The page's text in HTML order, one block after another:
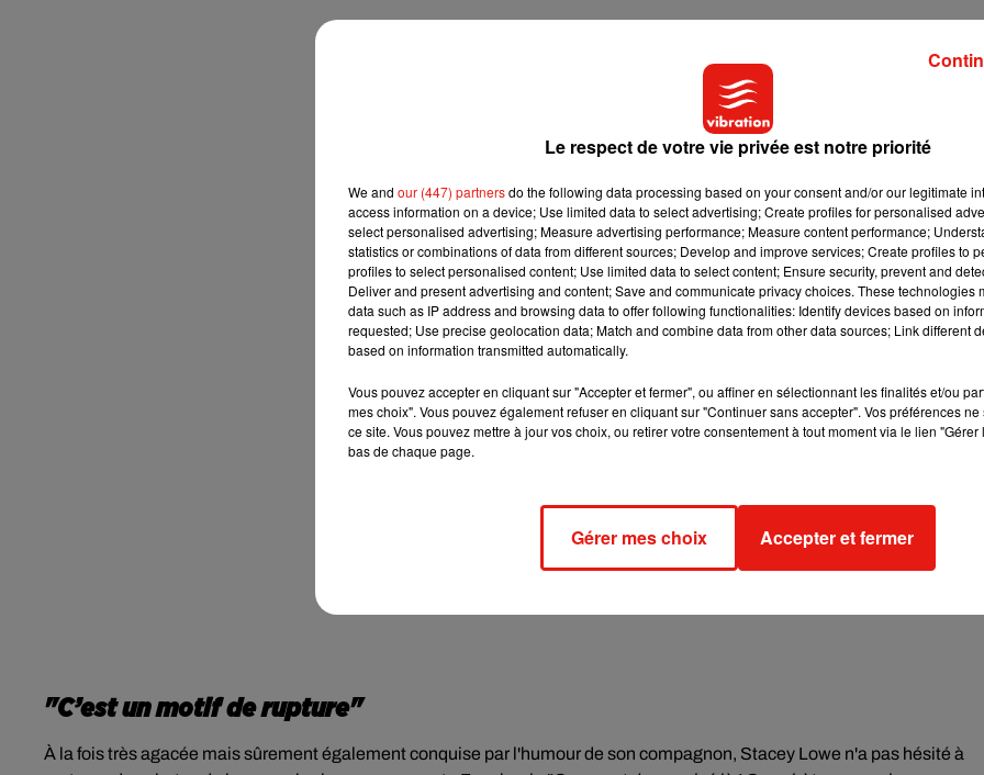
"C’est un motif de rupture"
À la fois très agacée mais sûrement également conquise par l'humour de son compagnon, Stacey Lowe n'a pas hésité à
Le respect de votre vie privée est notre priorité
We and our (447) partnersdo the following data processing based on your consent and/or our legitimate
access information on a device; Use limited data to select advertising; Create profiles for personalised
select personalised advertising; Measure advertising performance; Measure content performance;
statistics or combinations of data from different sources; Develop and improve services; Create profiles to
profiles to select personalised content; Use limited data to select content; Ensure security, prevent and
Deliver and present advertising and content; Save and communicate privacy choices. These technologies
data such as IP address and browsing data to offer following functionalities: Identify devices based on
requested; Use precise geolocation data; Match and combine data from other data sources; Link different
based on information transmitted automatically.
Vous pouvez accepter en cliquant sur "Accepter et fermer", ou affiner en sélectionnant les finalités et/ou
mes choix". Vous pouvez également refuser en cliquant sur "Continuer sans accepter". Vos préférences
ce site. Vous pouvez mettre à jour vos choix, ou retirer votre consentement à tout moment via le lien
bas de chaque page.
Gérer mes choix Accepter et fermer